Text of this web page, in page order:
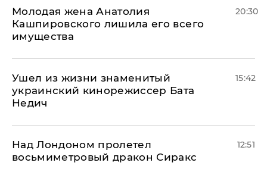
Молодая жена Анатолия
Кашпировского лишила его всего
имущества
20:30
Ушел из жизни знаменитый
украинский кинорежиссер Бата
Недич
15:42
Над Лондоном пролетел
восьмиметровый дракон Сиракс
12:51